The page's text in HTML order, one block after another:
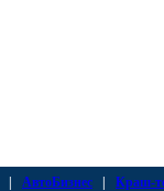
АвтоБизнес Краш-